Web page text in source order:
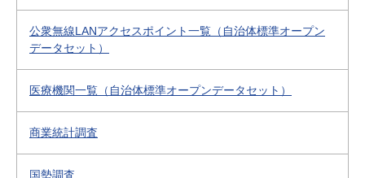
公衆無線LANアクセスポイント一覧（自治体標準オープン
データセット）
医療機関一覧（自治体標準オープンデータセット）
商業統計調査
国勢調査